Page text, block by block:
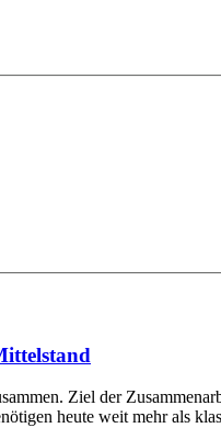
Ziel der
heute weit mehr als